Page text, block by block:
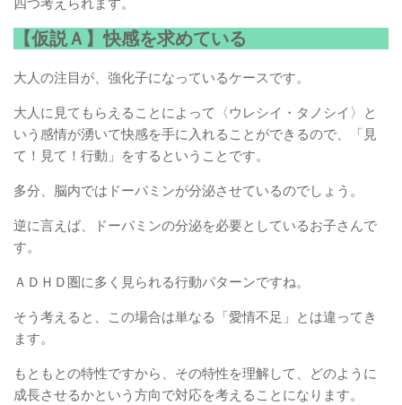
【仮説Ａ】快感を求めている
大人の注目が、強化子になっているケースです。
大人に見てもらえることによって〈ウレシイ・タノシイ〉と
いう感情が湧いて快感を手に入れることができるので、「見
て！見て！行動」をするということです。
多分、脳内ではドーパミンが分泌させているのでしょう。
逆に言えば、ドーパミンの分泌を必要としているお子さんで
す。
ＡＤＨＤ圏に多く見られる行動パターンですね。
そう考えると、この場合は単なる「愛情不足」とは違ってき
ます。
もともとの特性ですから、その特性を理解して、どのように
成長させるかという方向で対応を考えることになります。